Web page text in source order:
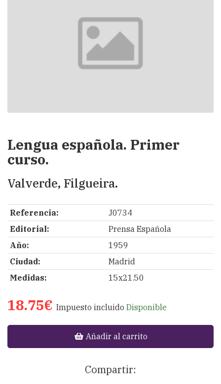
Lengua española. Primer
curso.
Valverde, Filgueira.
Referencia:
J0734
Editorial:
Prensa Española
Año:
1959
Ciudad:
Madrid
Medidas:
15x21.50
18.75€ Impuesto incluido Disponible
Añadir al carrito
Compartir: